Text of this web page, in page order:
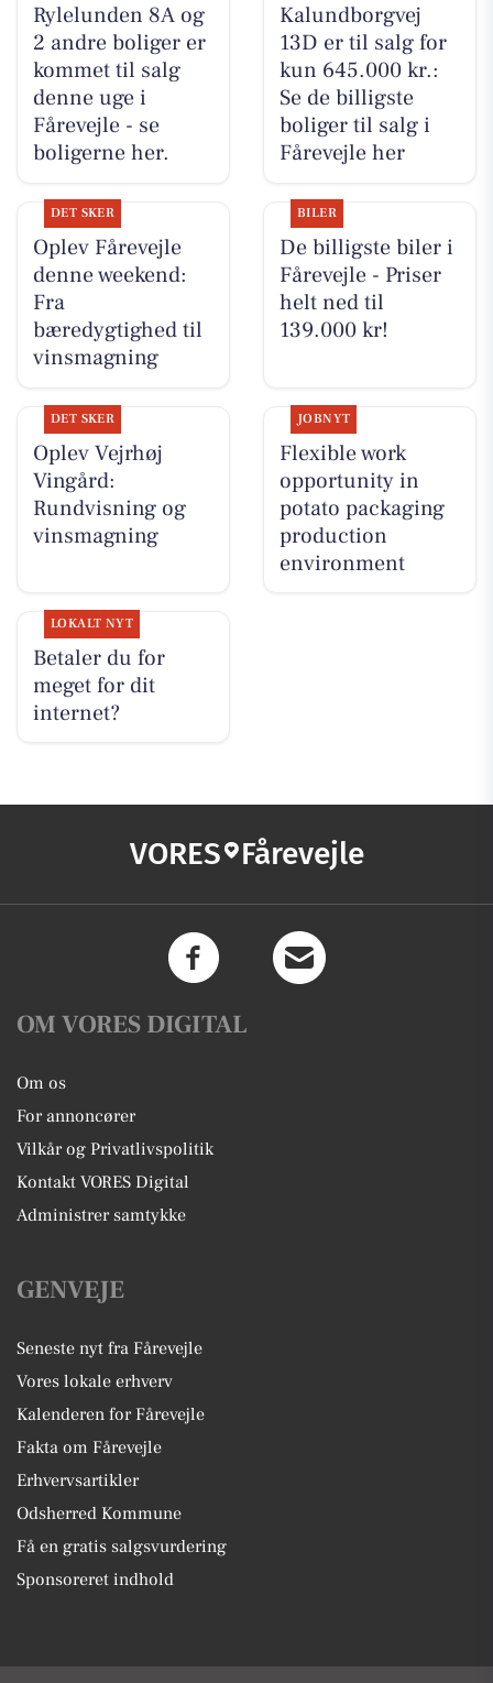
Rylelunden 8A og
2 andre boliger er
kommet til salg
denne uge i
Fårevejle - se
boligerne her.
Kalundborgvej
13D er til salg for
kun 645.000 kr.:
Se de billigste
boliger til salg i
Fårevejle her
DET SKER
Oplev Fårevejle
denne weekend:
Fra
bæredygtighed til
vinsmagning
BILER
De billigste biler i
Fårevejle - Priser
helt ned til
139.000 kr!
DET SKER
Oplev Vejrhøj
Vingård:
Rundvisning og
vinsmagning
JOBNYT
Flexible work
opportunity in
potato packaging
production
environment
LOKALT NYT
Betaler du for
meget for dit
internet?
VORES Fårevejle
OM VORES DIGITAL
Om os
For annoncører
Vilkår og Privatlivspolitik
Kontakt VORES Digital
Administrer samtykke
GENVEJE
Seneste nyt fra Fårevejle
Vores lokale erhverv
Kalenderen for Fårevejle
Fakta om Fårevejle
Erhvervsartikler
Odsherred Kommune
Få en gratis salgsvurdering
Sponsoreret indhold